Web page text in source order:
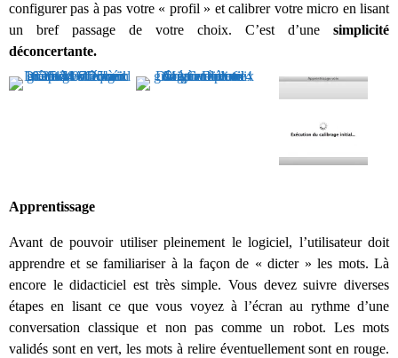
configurer pas à pas votre « profil » et calibrer votre micro en lisant
un bref passage de votre choix. C’est d’une simplicité
déconcertante.
Apprentissage
Avant de pouvoir utiliser pleinement le logiciel, l’utilisateur doit
apprendre et se familiariser à la façon de « dicter » les mots. Là
encore le didacticiel est très simple. Vous devez suivre diverses
étapes en lisant ce que vous voyez à l’écran au rythme d’une
conversation classique et non pas comme un robot. Les mots
validés sont en vert, les mots à relire éventuellement sont en rouge.